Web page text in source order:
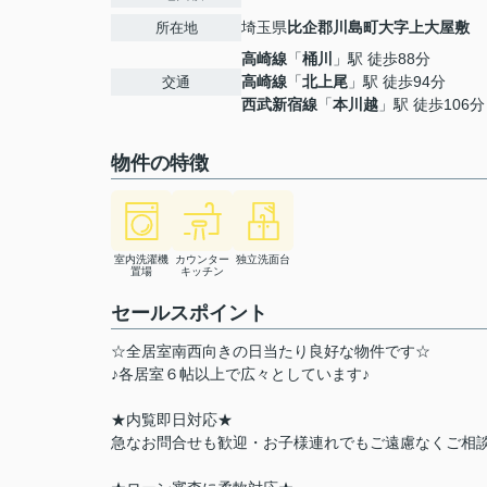
所在地 埼玉県 比企郡川島町大字上大屋敷
交通
高崎線 「桶川
」駅 徒歩88分
高崎線 「北上尾 」駅 徒歩94分
西武新宿線 「本川越 」駅 徒歩106分
物件の特徴
室内洗濯機
置場
カウンター
キッチン
独立洗面台
セールスポイント
☆全居室南西向きの日当たり良好な物件です☆
♪各居室６帖以上で広々としています♪
★内覧即日対応★
急なお問合せも歓迎・お子様連れでもご遠慮なくご相